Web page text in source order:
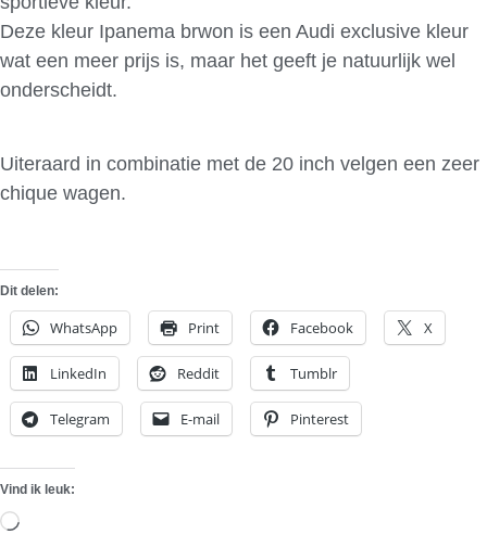
Deze kleur Ipanema brwon is een Audi exclusive kleur
wat een meer prijs is, maar het geeft je natuurlijk wel
onderscheidt.
Uiteraard in combinatie met de 20 inch velgen een zeer
chique wagen.
Dit delen:
WhatsApp Print Facebook X
LinkedIn Reddit Tumblr
Telegram E-mail Pinterest
Vind ik leuk:
Aan